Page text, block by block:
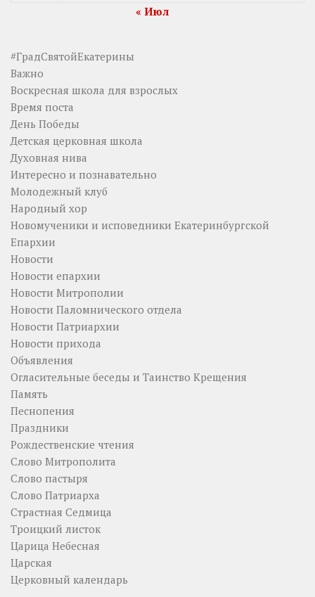
« Июл
#ГрадСвятойЕкатерины
Важно
Воскресная школа для взрослых
Время поста
День Победы
Детская церковная школа
Духовная нива
Интересно и познавательно
Молодежный клуб
Народный хор
Новомученики и исповедники Екатеринбургской
Епархии
Новости
Новости епархии
Новости Митрополии
Новости Паломнического отдела
Новости Патриархии
Новости прихода
Объявления
Огласительные беседы и Таинство Крещения
Память
Песнопения
Праздники
Рождественские чтения
Слово Митрополита
Слово пастыря
Слово Патриарха
Страстная Седмица
Троицкий листок
Царица Небесная
Царская
Церковный календарь